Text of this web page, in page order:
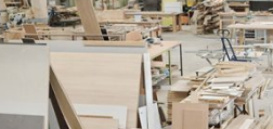
Cuellos de botella en empresas
y cómo